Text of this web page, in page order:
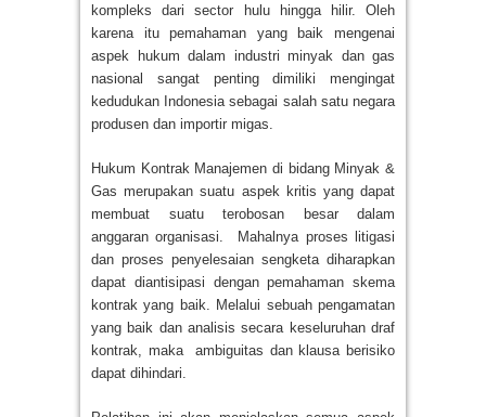
kompleks dari sector hulu hingga hilir. Oleh
karena itu pemahaman yang baik mengenai
aspek hukum dalam industri minyak dan gas
nasional sangat penting dimiliki mengingat
kedudukan Indonesia sebagai salah satu negara
produsen dan importir migas.
Hukum Kontrak Manajemen di bidang Minyak &
Gas merupakan suatu aspek kritis yang dapat
membuat suatu terobosan besar dalam
anggaran organisasi. Mahalnya proses litigasi
dan proses penyelesaian sengketa diharapkan
dapat diantisipasi dengan pemahaman skema
kontrak yang baik. Melalui sebuah pengamatan
yang baik dan analisis secara keseluruhan draf
kontrak, maka ambiguitas dan klausa berisiko
dapat dihindari.